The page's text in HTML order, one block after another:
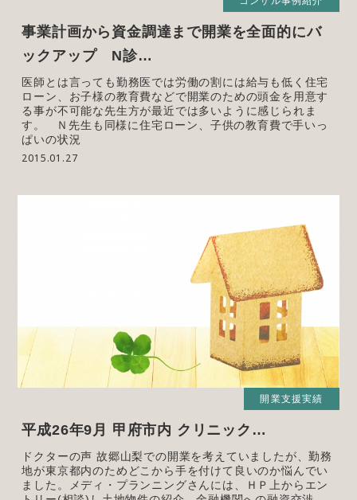
事業計画から資金調達まで開業を全面的にバ
ックアップ N診…
医師とは言っても勤務医では労働の割には給与も低く住宅
ローン、お子様の教育費などで開業のための頭金を用意す
る事が不可能な先生方が最近では多いように感じられま
す。 Ｎ先生も同様に住宅ローン、子供の教育費で手いっ
ぱいの状況
2015.01.27
開業支援実績
平成26年9月 甲府市内 クリニック…
ドクターの声 故郷山梨での開業を考えていましたが、勤務
地が東京都内のためどこから手を付けて良いのか悩んでい
ました。メディ・プランニングさんには、ＨＰ上からエン